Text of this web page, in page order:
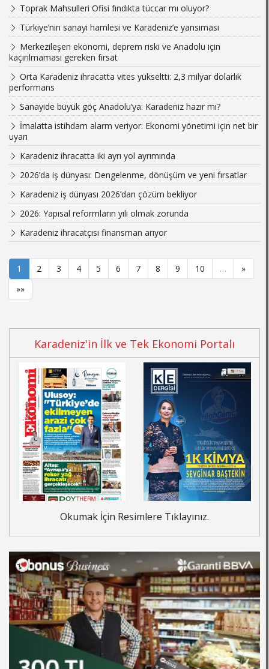
Toprak Mahsulleri Ofisi fındıkta tüccar mı oluyor?
Türkiye’nin sanayi hamlesi ve Karadeniz’e yansıması
Merkezileşen ekonomi, deprem riski ve Anadolu için
kaçırılmaması gereken fırsat
Orta Karadeniz ihracatta vites yükseltti: 2,3 milyar dolarlık
performans
Sanayide büyük göç Anadolu’ya: Karadeniz hazır mı?
İmalatta istihdam alarm veriyor: Ekonomi yönetimi için net bir
uyarı
Karadeniz ihracatta iki ayrı yol ayrımında
2026’da iş dünyası: Dengelenme, dönüşüm ve yeni fırsatlar
Karadeniz iş dünyası 2026’dan çözüm bekliyor
2026: Yapısal reformların yılı olmak zorunda
Karadeniz ihracatçısı finansman arıyor
1 2 3 4 5 6 7 8 9 10 …
»
»»
Karadeniz'in İlk ve Tek Ekonomi Portalı
Okumak İçin Resimlere Tıklayınız.